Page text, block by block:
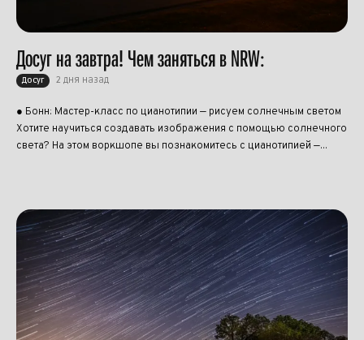
Досуг на завтра! Чем заняться в NRW:
Досуг 2 дня назад
● Бонн: Мастер-класс по цианотипии — рисуем солнечным светом
Хотите научиться создавать изображения с помощью солнечного
света? На этом воркшопе вы познакомитесь с цианотипией —...